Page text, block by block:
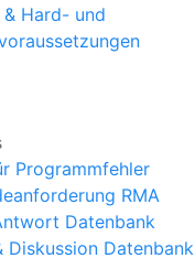
Hard- und
Programmfehler
RMA
Datenbank
Diskussion Datenbank